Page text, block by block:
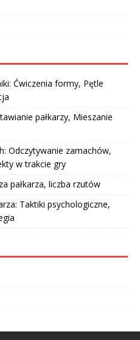
Ćwiczenia formy, Pętle
pałkarzy, Mieszanie
Odczytywanie zamachów,
w trakcie gry
pałkarza, liczba rzutów
Taktiki psychologiczne,